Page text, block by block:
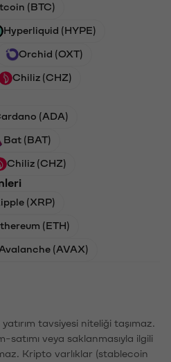
(BTC)
Hyperliquid (HYPE)
Orchid (OXT)
Chiliz (CHZ)
(ADA)
Bat (BAT)
Chiliz (CHZ)
(XRP)
(ETH)
Avalanche (AVAX)
tavsiyesi niteliği taşımaz.
satımı veya saklanmasıyla ilgili
Kripto varlıklar (stablecoin